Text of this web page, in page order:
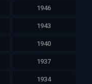
1946
1943
1940
1937
1934